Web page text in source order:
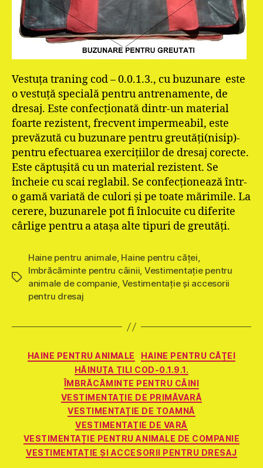
Vestuţa traning cod – 0.0.1.3., cu buzunare este
o vestuţă specială pentru antrenamente, de
dresaj. Este confecţionată dintr-un material
foarte rezistent, frecvent impermeabil, este
prevăzută cu buzunare pentru greutăţi(nisip)-
pentru efectuarea exerciţiilor de dresaj corecte.
Este căptuşită cu un material rezistent. Se
încheie cu scai reglabil. Se confecţionează într-
o gamă variată de culori şi pe toate mărimile. La
cerere, buzunarele pot fi înlocuite cu diferite
cârlige pentru a ataşa alte tipuri de greutăţi.
Etichete
Haine pentru animale, Haine pentru căţei,
Imbrăcăminte pentru câinii, Vestimentație pentru
animale de companie, Vestimentație și accesorii
pentru dresaj
Categorii
HAINE PENTRU ANIMALE
HAINE PENTRU CĂŢEI
HĂINUŢA ŢILI COD-0.1.9.1.
ÎMBRĂCĂMINTE PENTRU CÂINI
VESTIMENTAŢIE DE PRIMĂVARĂ
VESTIMENTAŢIE DE TOAMNĂ
VESTIMENTAŢIE DE VARĂ
VESTIMENTAȚIE PENTRU ANIMALE DE COMPANIE
VESTIMENTAȚIE ȘI ACCESORII PENTRU DRESAJ